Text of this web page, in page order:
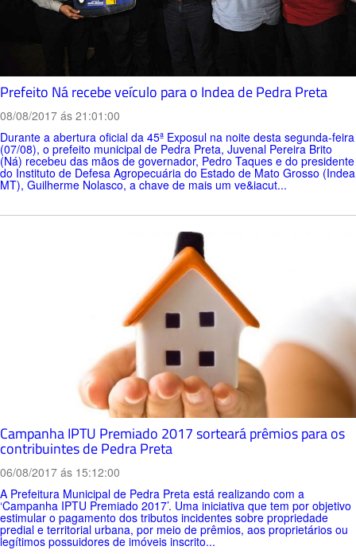
Prefeito Ná recebe veículo para o Indea de Pedra Preta
08/08/2017 ás 21:01:00
Durante a abertura oficial da 45ª Exposul na noite desta segunda-feira
(07/08), o prefeito municipal de Pedra Preta, Juvenal Pereira Brito
(Ná) recebeu das mãos de governador, Pedro Taques e do presidente
do Instituto de Defesa Agropecuária do Estado de Mato Grosso (Indea
MT), Guilherme Nolasco, a chave de mais um ve&iacut...
Campanha IPTU Premiado 2017 sorteará prêmios para os
contribuintes de Pedra Preta
06/08/2017 ás 15:12:00
A Prefeitura Municipal de Pedra Preta está realizando com a
‘Campanha IPTU Premiado 2017’. Uma iniciativa que tem por objetivo
estimular o pagamento dos tributos incidentes sobre propriedade
predial e territorial urbana, por meio de prêmios, aos proprietários ou
legítimos possuidores de imóveis inscrito...